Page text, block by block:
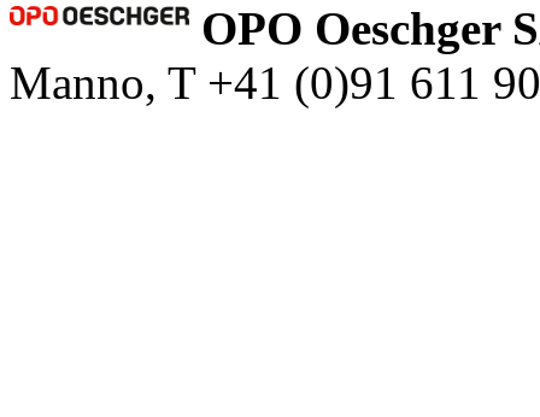
OPO Oeschger
Manno, T +41 (0)91 611